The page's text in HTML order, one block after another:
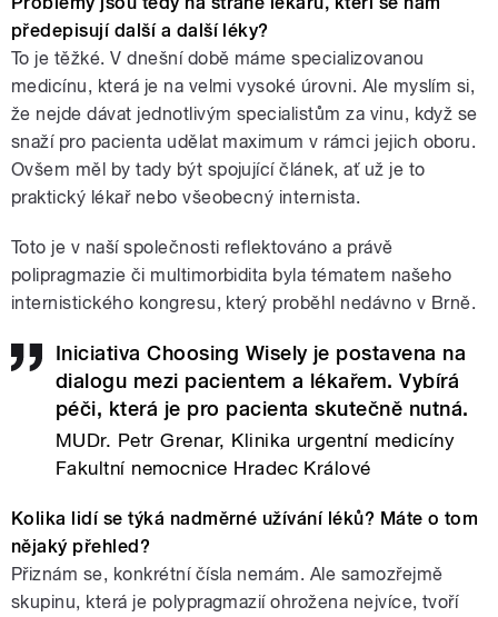
předepisují další a další léky?
To je těžké. V dnešní době máme specializovanou
medicínu, která je na velmi vysoké úrovni. Ale myslím si,
že nejde dávat jednotlivým specialistům za vinu, když se
snaží pro pacienta udělat maximum v rámci jejich oboru.
Ovšem měl by tady být spojující článek, ať už je to
praktický lékař nebo všeobecný internista.
Toto je v naší společnosti reflektováno a právě
polipragmazie či multimorbidita byla tématem našeho
internistického kongresu, který proběhl nedávno v Brně.
Iniciativa Choosing Wisely je postavena na
dialogu mezi pacientem a lékařem. Vybírá
péči, která je pro pacienta skutečně nutná.
MUDr. Petr Grenar, Klinika urgentní medicíny
Fakultní nemocnice Hradec Králové
Kolika lidí se týká nadměrné užívání léků? Máte o tom
nějaký přehled?
Přiznám se, konkrétní čísla nemám. Ale samozřejmě
skupinu, která je polypragmazií ohrožena nejvíce, tvoří